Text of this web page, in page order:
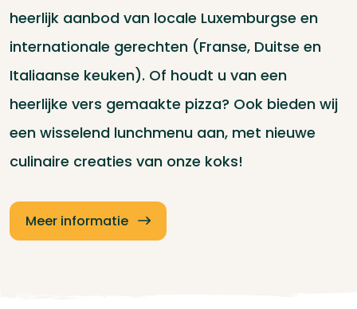
heerlijk aanbod van locale Luxemburgse en
internationale gerechten (Franse, Duitse en
Italiaanse keuken). Of houdt u van een
heerlijke vers gemaakte pizza? Ook bieden wij
een wisselend lunchmenu aan, met nieuwe
culinaire creaties van onze koks!
Meer informatie